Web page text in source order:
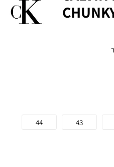
43
44